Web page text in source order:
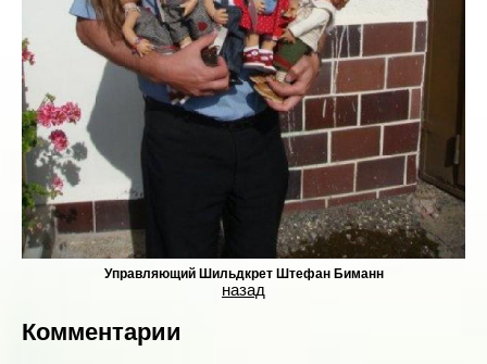
Управляющий Шильдкрет Штефан Биманн
назад
Комментарии